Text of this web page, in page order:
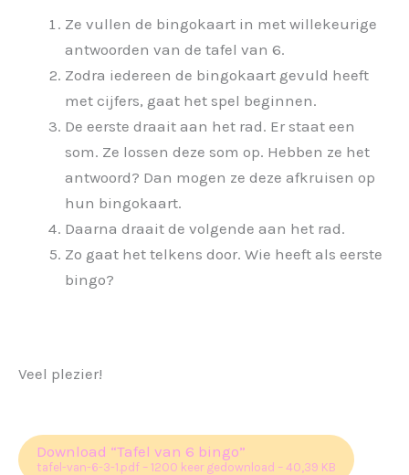
Ze vullen de bingokaart in met willekeurige
antwoorden van de tafel van 6.
Zodra iedereen de bingokaart gevuld heeft
met cijfers, gaat het spel beginnen.
De eerste draait aan het rad. Er staat een
som. Ze lossen deze som op. Hebben ze het
antwoord? Dan mogen ze deze afkruisen op
hun bingokaart.
Daarna draait de volgende aan het rad.
Zo gaat het telkens door. Wie heeft als eerste
bingo?
Veel plezier!
Download “Tafel van 6 bingo”
tafel-van-6-3-1.pdf – 1200 keer gedownload – 40,39 KB